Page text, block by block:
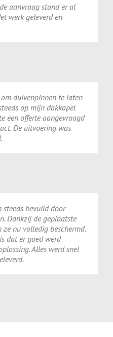
aanvraag stond er al
werk geleverd en
duivenpinnen te laten
op mijn dakkapel
een offerte aangevraagd
De uitvoering was
steeds bevuild door
Dankzij de geplaatste
nu volledig beschermd.
dat er goed werd
Alles werd snel